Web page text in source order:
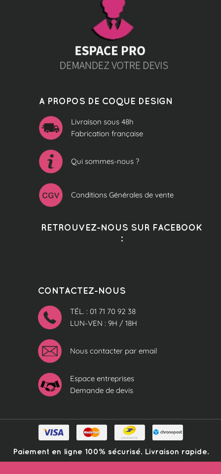
A PROPOS DE COQUE DESIGN
Livraison sous 48h
Fabrication française
Qui sommes-nous ?
Conditions Générales de vente
RETROUVEZ-NOUS SUR FACEBOOK
:
CONTACTEZ-NOUS
TÉL. : 01 71 70 92 38
LUN-VEN : 9H / 18H
Nous contacter par email
Espace entreprises
Demande de devis
Paiement en ligne 100% sécurisé. Livraison rapide.